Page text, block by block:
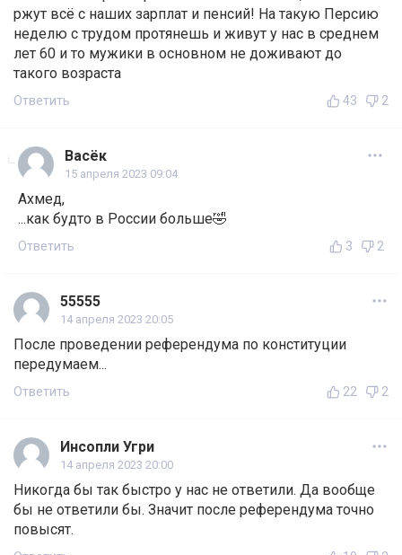
ржут всё с наших зарплат и пенсий! На такую Персию
неделю с трудом протянешь и живут у нас в среднем
лет 60 и то мужики в основном не доживают до
такого возраста
Ответить 43 2
Васёк
15 апреля 2023 09:04
Ахмед,
...как будто в России больше🤣
Ответить 3 2
55555
14 апреля 2023 20:05
После проведении референдума по конституции
передумаем...
Ответить 22 2
Инсопли Угри
14 апреля 2023 20:00
Никогда бы так быстро у нас не ответили. Да вообще
бы не ответили бы. Значит после референдума точно
повысят.